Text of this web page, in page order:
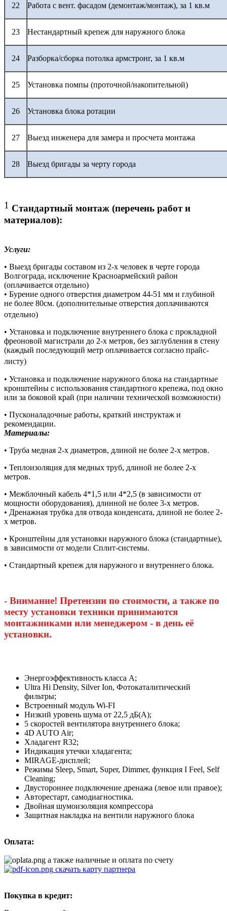
22 Работа с вент. фасадом (демонтаж/монтаж), за 1 кв.м
23 Нестандартный крепеж для наружного блока
24 Разборка/сборка потолка армстронг, за 1 кв.м
25 Установка помпы (проточной/накопительной)
26 Установка блока ротации
27 Выезд инженера для замера и просчета монтажа
28 Выезд бригады за черту города
1 Стандартный монтаж (перечень работ и
материалов):
Услуги:
• Выезд бригады составом из 2-х человек в черте города
Волгограда, исключение Красноармейский район
(оплачивается отдельно)
• Бурение одного отверстия диаметром 44-51 мм и глубиной
не более 80см. (дополнительные отверстия доплачиваются
отдельно)
• Установка и подключение внутреннего блока с прокладной
фреоновой магистрали до 2-х метров, без заглубления в стену
(каждый последующий метр оплачивается согласно прайс-
листу)
• Установка и подключение наружного блока на стандартные
кронштейны с использования стандартного крепежа, под окно
или за боковой край (при наличии технической возможности)
• Пусконаладочные работы, краткий инструктаж и
рекомендации.
Материалы:
• Труба медная 2-х диаметров, длиной не более 2-х метров.
• Теплоизоляция для медных труб, длиной не более 2-х
метров.
• Межблочный кабель 4*1,5 или 4*2,5 (в зависимости от
мощности оборудования), длинной не более 3-х метров.
• Дренажная трубка для отвода конденсата, длиной не более 2-
х метров.
• Кронштейны для установки наружного блока (стандартные),
в зависимости от модели Сплит-системы.
• Стандартный крепеж для наружного и внутреннего блока.
- Внимание! Претензии по стоимости, а также по
месту установки техники принимаются
монтажниками или менеджером - в день её
установки.
Энергоэффективность класса А;
Ultra Hi Density, Silver Ion, Фотокаталитический
фильтры;
Встроенный модуль Wi-FI
Низкий уровень шума от 22,5 дБ(А);
5 скоростей вентилятора внутреннего блока;
4D AUTO Air;
Хладагент R32;
Индикация утечки хладагента;
MIRAGE-дисплей;
Режимы Sleep, Smart, Super, Dimmer, функция I Feel, Self
Cleaning;
Двустороннее подключение дренажа (левое или правое);
Авторестарт, самодиагностика.
Двойная шумоизоляция компрессора
Защитная накладка на вентили наружного блока
Оплата:
а также наличные и оплата по счету
скачать карту партнера
Покупка в кредит: